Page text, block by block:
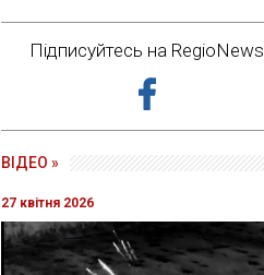
Підписуйтесь на RegioNews
ВІДЕО »
27 квітня 2026